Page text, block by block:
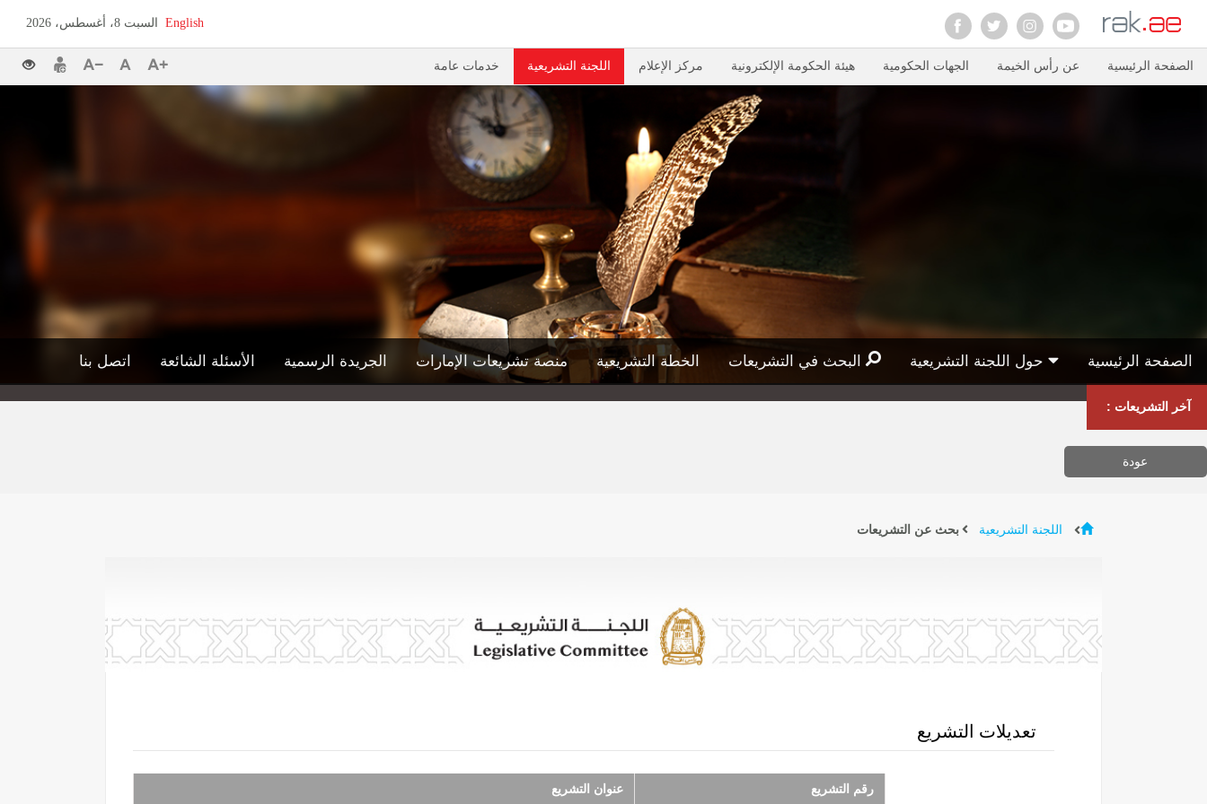
English السبت 8، أغسطس، 2026
الصفحة الرئيسية عن رأس الخيمة الجهات الحكومية هيئة الحكومة الإلكترونية مركز الإعلام اللجنة التشريعية خدمات عامة
الصفحة الرئيسية البحث في التشريعات الخطة التشريعية منصة تشريعات الإمارات الجريدة الرسمية الأسئلة الشائعة اتصل بنا
آخر التشريعات :
عودة
اللجنة التشريعية بحث عن التشريعات
تعديلات التشريع
رقم التشريع عنوان التشريع